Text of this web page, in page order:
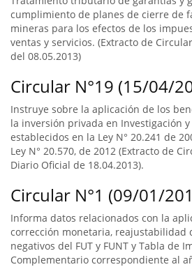
cumplimiento de planes de cierre de
mineras para los efectos de los
ventas y servicios. (Extracto de
del 08.05.2013)
Circular N°19 (15/04/
Instruye sobre la aplicación de los
la inversión privada en Investigación y
establecidos en la Ley N° 20.241 de
Ley N° 20.570, de 2012 (Extracto de
Diario Oficial de 18.04.2013).
Circular N°1 (09/01/
Informa datos relacionados con la
corrección monetaria, reajustabilidad
negativos del FUT y FUNT y Tabla de
Complementario correspondiente al